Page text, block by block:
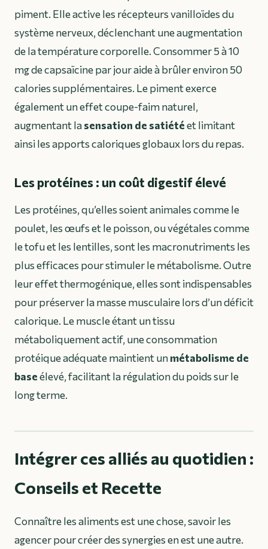
piment. Elle active les récepteurs vanilloïdes du
système nerveux, déclenchant une augmentation
de la température corporelle. Consommer 5 à 10
mg de capsaïcine par jour aide à brûler environ 50
calories supplémentaires. Le piment exerce
également un effet coupe-faim naturel,
augmentant lasensation de satiétéet limitant
ainsi les apports caloriques globaux lors du repas.
Les protéines : un coût digestif élevé
Les protéines, qu’elles soient animales comme le
poulet, les œufs et le poisson, ou végétales comme
le tofu et les lentilles, sont les macronutriments les
plus efficaces pour stimuler le métabolisme. Outre
leur effet thermogénique, elles sont indispensables
pour préserver la masse musculaire lors d’un déficit
calorique. Le muscle étant un tissu
métaboliquement actif, une consommation
protéique adéquate maintient unmétabolisme de
baseélevé, facilitant la régulation du poids sur le
long terme.
Intégrer ces alliés au quotidien :
Conseils et Recette
Connaître les aliments est une chose, savoir les
agencer pour créer des synergies en est une autre.